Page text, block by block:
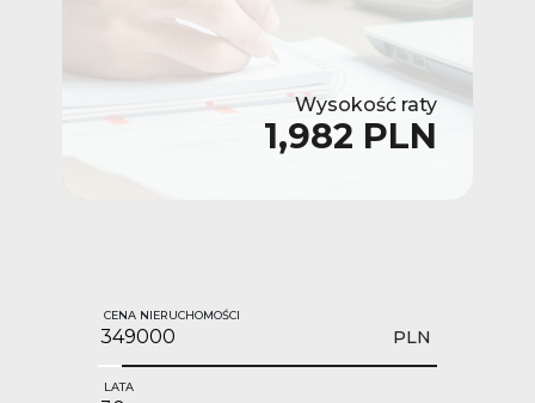
Wysokość raty
1,982 PLN
CENA NIERUCHOMOŚCI
PLN
LATA